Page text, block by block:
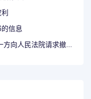
信息
方向人民法院请求撤...